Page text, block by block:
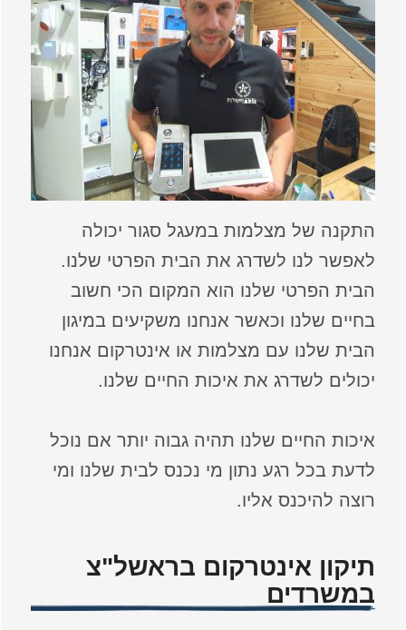
התקנה של מצלמות במעגל סגור יכולה
לאפשר לנו לשדרג את הבית הפרטי שלנו.
הבית הפרטי שלנו הוא המקום הכי חשוב
בחיים שלנו וכאשר אנחנו משקיעים במיגון
הבית שלנו עם מצלמות או אינטרקום אנחנו
יכולים לשדרג את איכות החיים שלנו.
איכות החיים שלנו תהיה גבוה יותר אם נוכל
לדעת בכל רגע נתון מי נכנס לבית שלנו ומי
רוצה להיכנס אליו.
תיקון אינטרקום בראשל"צ
במשרדים